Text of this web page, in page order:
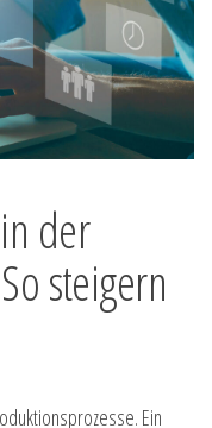
der
steigern
Ein